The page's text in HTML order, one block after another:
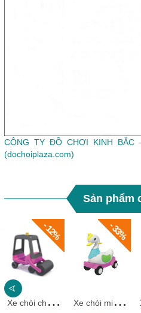
CÔNG TY ĐỒ CHƠI KINH BẮC
(dochoiplaza.com)
Sản phẩm
- 12%
X
e chòi chân ô tô xe ủi mẫu mới cho bé HKCXC014-3
- 33%
X
e chòi mini vịt con ngộ nghĩnh HKCXC02-8